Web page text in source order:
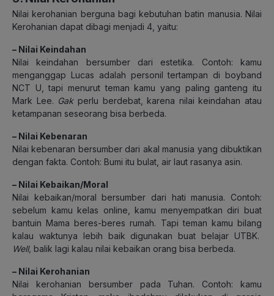
Nilai kerohanian berguna bagi kebutuhan batin manusia. Nilai
Kerohanian dapat dibagi menjadi 4, yaitu:
– Nilai Keindahan
Nilai keindahan bersumber dari estetika. Contoh: kamu
menganggap Lucas adalah personil tertampan di boyband
NCT U, tapi menurut teman kamu yang paling ganteng itu
Mark Lee. Gakperlu berdebat, karena nilai keindahan atau
ketampanan seseorang bisa berbeda.
– Nilai Kebenaran
Nilai kebenaran bersumber dari akal manusia yang dibuktikan
dengan fakta. Contoh: Bumi itu bulat, air laut rasanya asin.
– Nilai Kebaikan/Moral
Nilai kebaikan/moral bersumber dari hati manusia. Contoh:
sebelum kamu kelas online, kamu menyempatkan diri buat
bantuin Mama beres-beres rumah. Tapi teman kamu bilang
kalau waktunya lebih baik digunakan buat belajar UTBK.
Well, balik lagi kalau nilai kebaikan orang bisa berbeda.
– Nilai Kerohanian
Nilai kerohanian bersumber pada Tuhan. Contoh: kamu